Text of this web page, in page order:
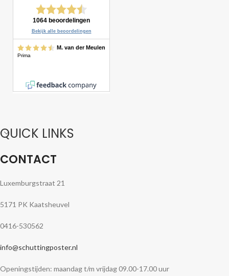
QUICK LINKS
CONTACT
Luxemburgstraat 21
5171 PK Kaatsheuvel
0416-530562
info@schuttingposter.nl
Openingstijden: maandag t/m vrijdag 09.00-17.00 uur